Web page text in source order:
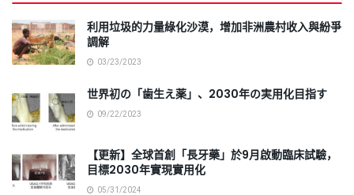
利用垃圾的力量綠化沙漠，增加非洲農村收入與紛爭
調解
03/23/2023
世界初の「歯生え薬」、2030年の実用化目指す
09/22/2023
【更新】全球首創「長牙藥」於9月啟動臨床試驗，
目標2030年實現實用化
05/31/2024